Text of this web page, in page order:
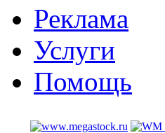
Реклама
Услуги
Помощь